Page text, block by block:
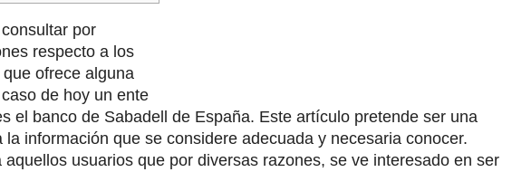
por
respecto a los
ofrece alguna
de hoy un ente
el banco de Sabadell de España. Este artículo pretende ser una
la información que se considere adecuada y necesaria conocer.
aquellos usuarios que por diversas razones, se ve interesado en ser